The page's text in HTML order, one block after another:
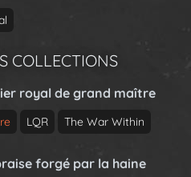
COLLECTIONS
royal de grand maître
LQR The War Within
forgé par la haine